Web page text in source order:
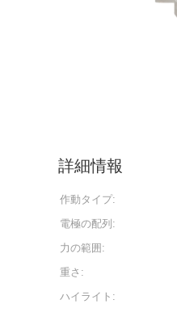
詳細情報
作動タイプ:
電極の配列:
力の範囲:
重さ:
ハイライト: